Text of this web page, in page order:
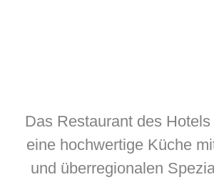
Das Restaurant des
eine hochwertige Küche
und überregionalen